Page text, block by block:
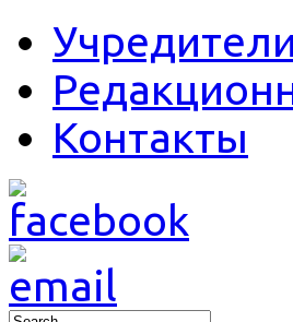
Учредители
Контакты